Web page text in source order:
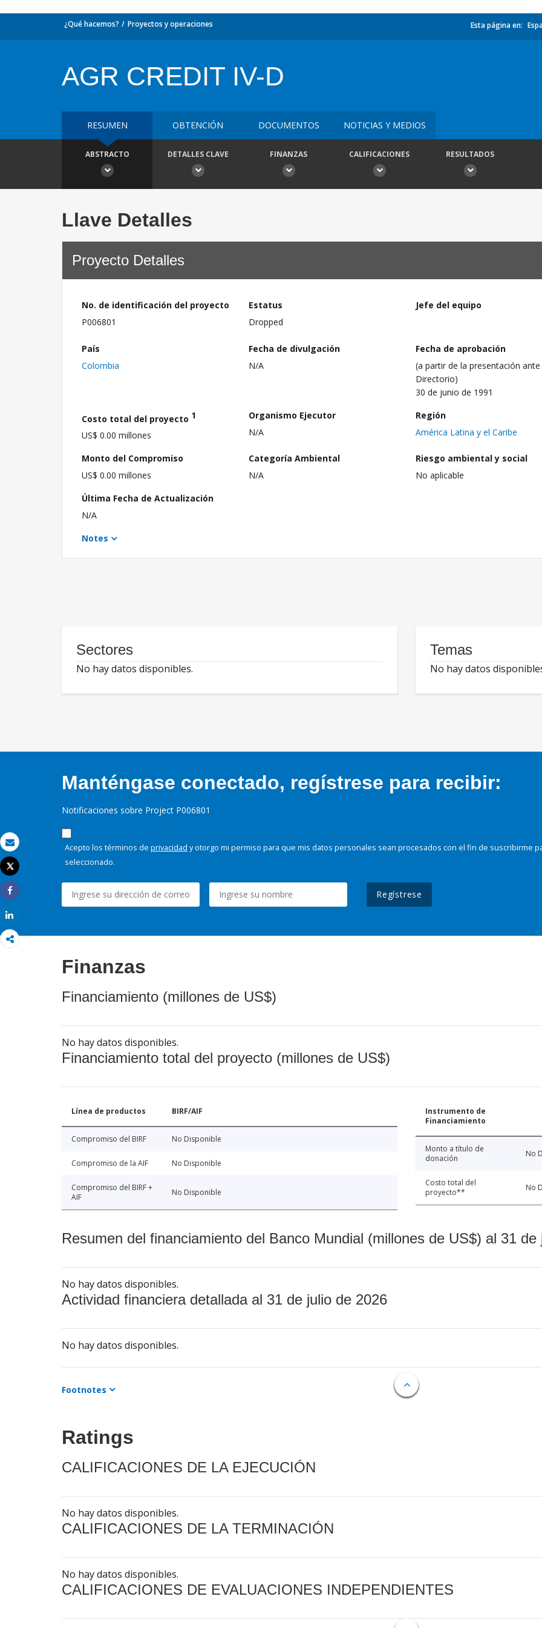
Correo electrónico
Imprimir
Tweet
Share
¿Qué hacemos? Proyectos y operaciones Esta página en:
AGR CREDIT IV-D
RESUMEN OBTENCIÓN DOCUMENTOS NOTICIAS Y MEDIOS
ABSTRACTO DETALLES CLAVE FINANZAS CALIFICACIONES RESULTADOS
Llave Detalles
Proyecto Detalles
No. de identificación del proyecto
P006801
Estatus
Dropped
Jefe del equipo
País
Colombia
Fecha de divulgación
N/A
Fecha de aprobación
(a partir de la presentación ante
Directorio)
30 de junio de 1991
Costo total del proyecto 1
US$ 0.00 millones
Organismo Ejecutor
N/A
Región
América Latina y el Caribe
Monto del Compromiso
US$ 0.00 millones
Categoría Ambiental
N/A
Riesgo ambiental y social
No aplicable
Última Fecha de Actualización
N/A
Notes
Sectores
No hay datos disponibles.
Temas
No hay datos
Manténgase conectado, regístrese para recibir:
Notificaciones sobre Project P006801
Acepto los términos de privacidad y otorgo mi permiso para que mis datos personales sean procesados con el fin de suscribirme
seleccionado.
Regístrese
Finanzas
Financiamiento (millones de US$)
No hay datos disponibles.
Financiamiento total del proyecto (millones de US$)
Línea de productos BIRF/AIF
Compromiso del BIRF No Disponible
Compromiso de la AIF No Disponible
Compromiso del BIRF +
AIF
No Disponible
Instrumento de
Financiamiento
Monto a título de
donación
No
Costo total del
proyecto**
No
Resumen del financiamiento del Banco Mundial (millones de US$) al 31 de
No hay datos disponibles.
Actividad financiera detallada al 31 de julio de 2026
No hay datos disponibles.
Footnotes
Ratings
CALIFICACIONES DE LA EJECUCIÓN
No hay datos disponibles.
CALIFICACIONES DE LA TERMINACIÓN
No hay datos disponibles.
CALIFICACIONES DE EVALUACIONES INDEPENDIENTES